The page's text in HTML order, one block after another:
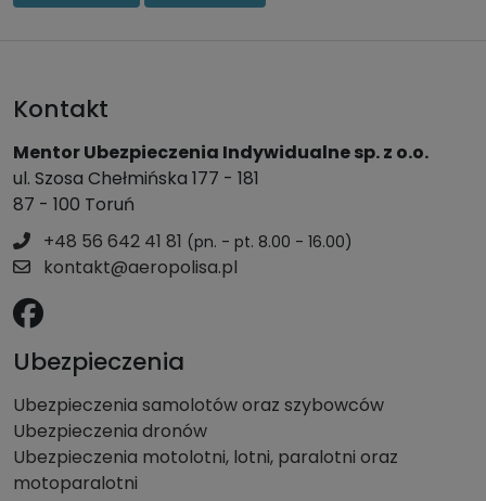
Kontakt
Mentor Ubezpieczenia Indywidualne sp. z o.o.
ul. Szosa Chełmińska 177 - 181
87 - 100 Toruń
+48 56 642 41 81 (pn. - pt. 8.00 - 16.00)
kontakt@aeropolisa.pl
Ubezpieczenia
Ubezpieczenia samolotów oraz szybowców
Ubezpieczenia dronów
Ubezpieczenia motolotni, lotni, paralotni oraz
motoparalotni